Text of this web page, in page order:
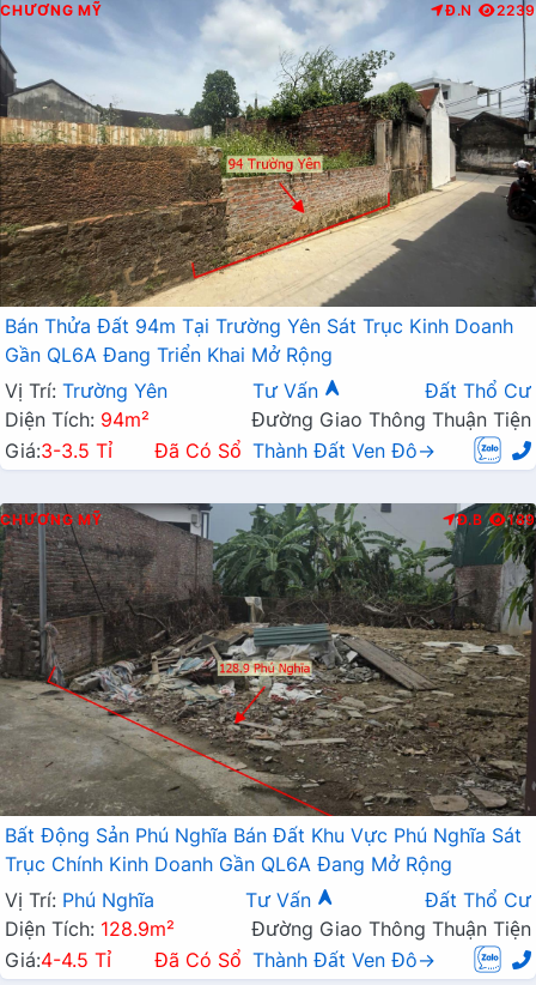
CHƯƠNG MỸ Đ.N 2239
Bán Thửa Đất 94m Tại Trường Yên Sát Trục Kinh Doanh
Gần QL6A Đang Triển Khai Mở Rộng
Vị Trí: Trường Yên Tư Vấn
Đất Thổ Cư
Diện Tích: 94m²
Đường Giao Thông Thuận Tiện
Giá:3-3.5 Tỉ Đã Có Sổ Thành Đất Ven Đô→
CHƯƠNG MỸ Đ.B 189
Bất Động Sản Phú Nghĩa Bán Đất Khu Vực Phú Nghĩa Sát
Trục Chính Kinh Doanh Gần QL6A Đang Mở Rộng
Vị Trí: Phú Nghĩa Tư Vấn
Đất Thổ Cư
Diện Tích: 128.9m²
Đường Giao Thông Thuận Tiện
Giá:4-4.5 Tỉ Đã Có Sổ Thành Đất Ven Đô→